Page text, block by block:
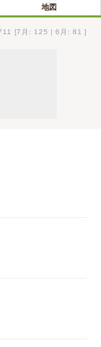
地図
[7月: 125 | 6月: 81 ]